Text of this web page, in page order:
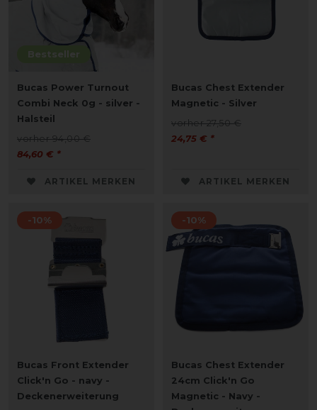
Bestseller
Bucas Power Turnout
Combi Neck 0g - silver -
Halsteil
vorher 94,00 €
84,60 € *
ARTIKEL MERKEN
Bucas Chest Extender
Magnetic - Silver
vorher 27,50 €
24,75 € *
ARTIKEL MERKEN
-10%
Bucas Front Extender
Click'n Go - navy -
Deckenerweiterung
-10%
Bucas Chest Extender
24cm Click'n Go
Magnetic - Navy -